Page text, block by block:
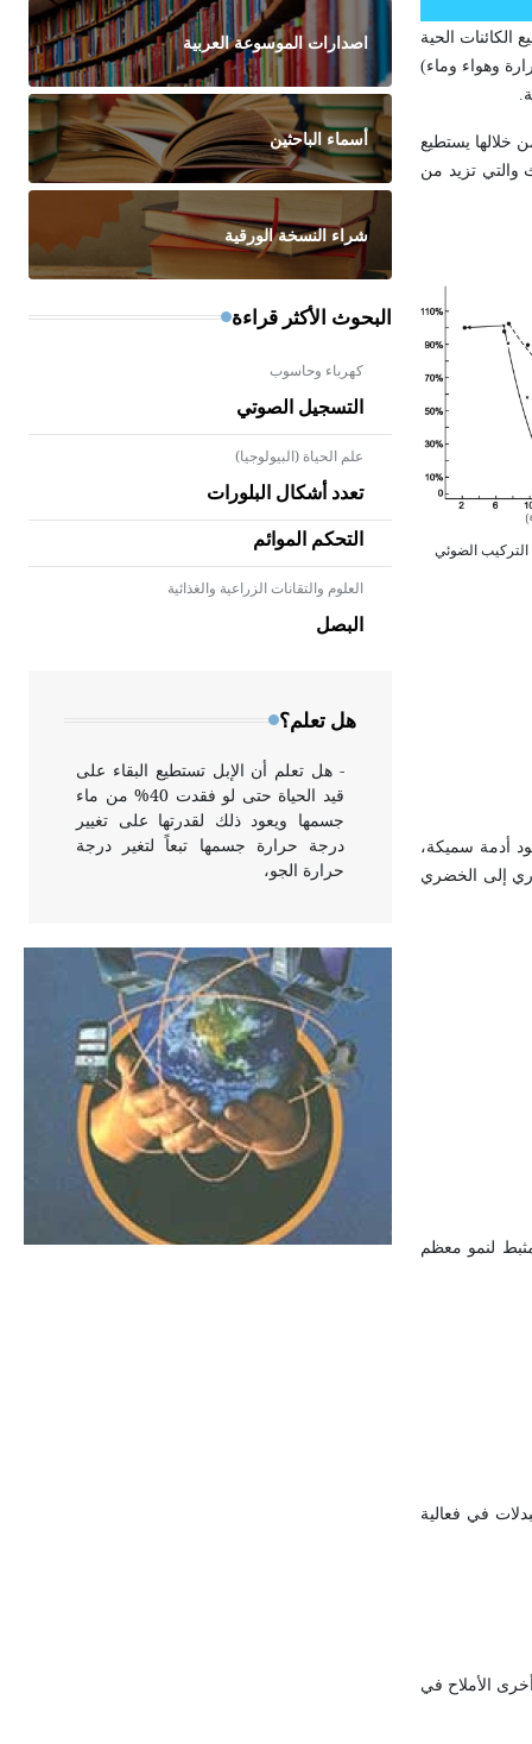
الحية
وهواء وماء)
.
خلالها يستطيع
والتي تزيد من
في التركيب الضوئي
أدمة سميكة،
إلى الخضري
زيادة تركيز الملح كتأثير مثبط لنمو معظم
في فعالية
الأملاح في
اصدارات الموسوعة العربية
أسماء الباحثين
شراء النسخة الورقية
البحوث الأكثر قراءة
كهرباء وحاسوب
التسجيل الصوتي
علم الحياة (البيولوجيا)
تعدد أشكال البلورات
التحكم الموائم
العلوم والتقانات الزراعية والغذائية
البصل
هل تعلم؟
- هل تعلم أن الأبلق نوع من الفنون
الهندسية التي ارتبطت بالعمارة
الإسلامية في بلاد الشام ومصر خاصة،
- هل تعلم أن الإبل تستطيع البقاء على
قيد الحياة حتى لو فقدت 40% من ماء
جسمها ويعود ذلك لقدرتها على تغيير
درجة حرارة جسمها تبعاً لتغير درجة
حرارة الجو،
- هل تعلم أن أبقراط كتب في الطب
أربعة مؤلفات هي: الحكم، الأدلة، تنظيم
التغذية، ورسالته في جروح الرأس.
ويعود له الفضل بأنه حرر الطب من
الدين والفلسفة.
- هل تعلم أن المرجان إفراز حيواني
يتكون في البحر ويتركب من مادة
كربونات الكلسيوم، وهو أحمر أو شديد
الحمرة وهو أجود أنواعه، ويمتاز بكبر
الحجم ويسمى الش